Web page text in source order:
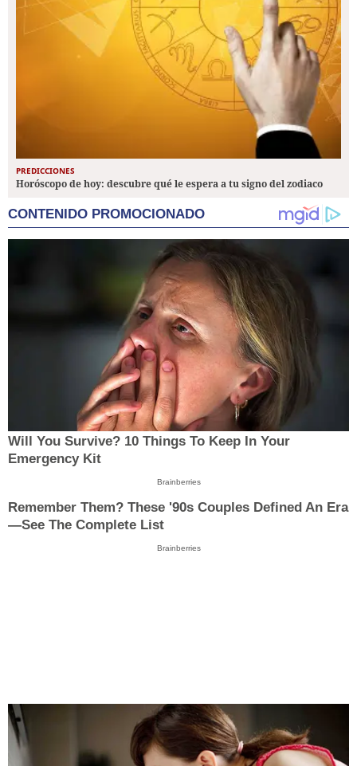
PREDICCIONES
Horóscopo de hoy: descubre qué le espera a tu signo del zodiaco
CONTENIDO PROMOCIONADO
Will You Survive? 10 Things To Keep In Your
Emergency Kit
Brainberries
Remember Them? These '90s Couples Defined An Era
—See The Complete List
Brainberries